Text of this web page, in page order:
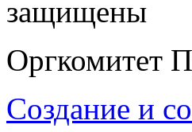
защищены
Оргкомитет
Создание и